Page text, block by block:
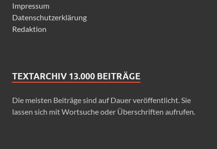
Impressum
Datenschutzerklärung
Redaktion
TEXTARCHIV 13.000 BEITRÄGE
Die meisten Beiträge sind auf Dauer veröffentlicht. Sie
lassen sich mit Wortsuche oder Überschriften aufrufen.